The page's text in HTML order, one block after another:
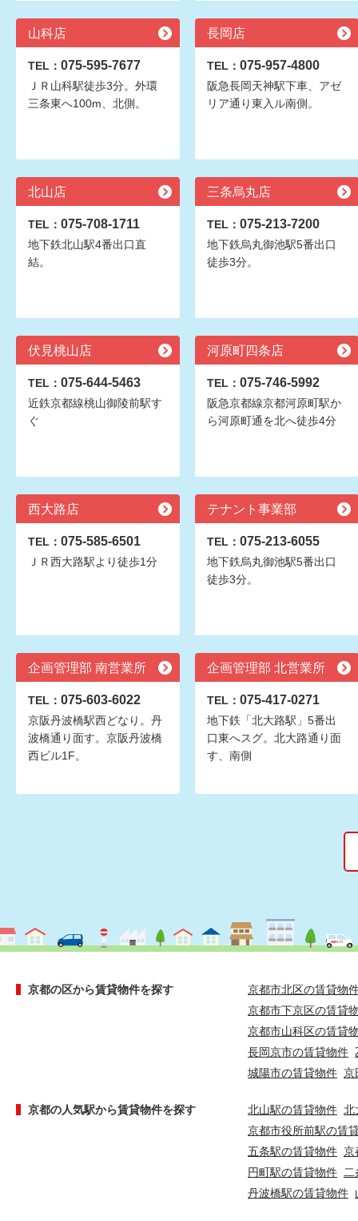
山科店
TEL： 075-595-7677
ＪＲ山科駅徒歩3分。外環
三条東へ100m、北側。
長岡店
TEL： 075-957-4800
阪急長岡天神駅下車、アゼ
リア通り東入ル南側。
北山店
TEL： 075-708-1711
地下鉄北山駅4番出口直
結。
三条烏丸店
TEL： 075-213-7200
地下鉄烏丸御池駅5番出口
徒歩3分。
伏見桃山店
TEL： 075-644-5463
近鉄京都線桃山御陵前駅す
ぐ
河原町四条店
TEL： 075-746-5992
阪急京都線京都河原町駅か
ら河原町通を北へ徒歩4分
西大路店
TEL： 075-585-6501
ＪＲ西大路駅より徒歩1分
テナント事業部
TEL： 075-213-6055
地下鉄烏丸御池駅5番出口
徒歩3分。
企画管理部 南営業所
TEL： 075-603-6022
京阪丹波橋駅西どなり。丹
波橋通り面す。京阪丹波橋
西ビル1F。
企画管理部 北営業所
TEL： 075-417-0271
地下鉄「北大路駅」5番出
口東へスグ。北大路通り面
す、南側
京都の区から賃貸物件を探す
京都市北区の賃貸物
京都市下京区の賃貸
京都市山科区の賃貸
長岡京市の賃貸物件
城陽市の賃貸物件 京
京都の人気駅から賃貸物件を探す 北山駅の賃貸物件 北
京都市役所前駅の賃
五条駅の賃貸物件 京
円町駅の賃貸物件
丹波橋駅の賃貸物件